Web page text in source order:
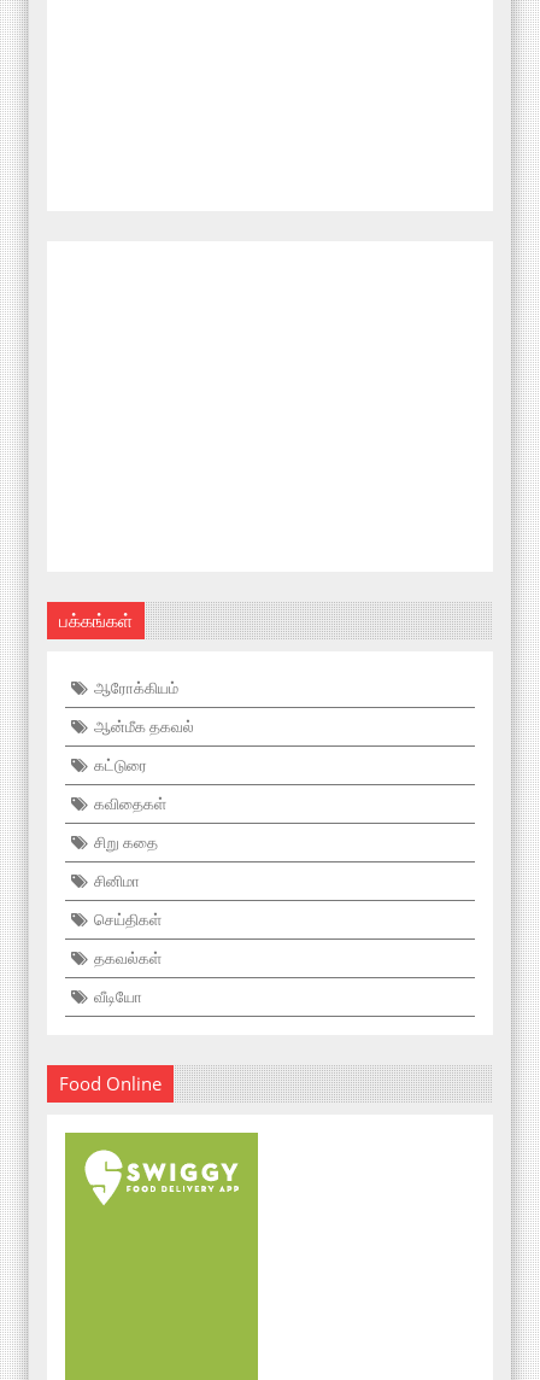
பக்கங்கள்
ஆரோக்கியம்
ஆன்மீக தகவல்
கட்டுரை
கவிதைகள்
சிறு கதை
சினிமா
செய்திகள்
தகவல்கள்
வீடியோ
Food Online